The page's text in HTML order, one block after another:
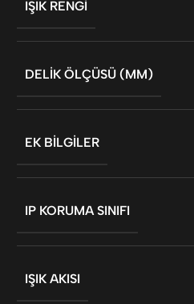
IŞIK RENGI
DELIK ÖLÇÜSÜ (MM)
EK BILGILER
IP KORUMA SINIFI
IŞIK AKISI